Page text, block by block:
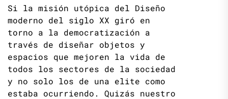
Si la misión utópica del Diseño
moderno del siglo XX giró en
torno a la democratización a
través de diseñar objetos y
espacios que mejoren la vida de
todos los sectores de la sociedad
y no solo los de una elite como
estaba ocurriendo. Quizás nuestro